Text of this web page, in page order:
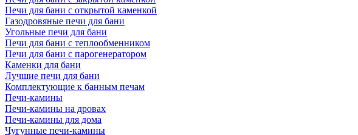
Печи для бани с открытой каменкой
Газодровяные печи для бани
Угольные печи для бани
Печи для бани с теплообменником
Печи для бани с парогенератором
Каменки для бани
Лучшие печи для бани
Комплектующие к банным печам
Печи-камины
Печи-камины на дровах
Печи-камины для дома
Чугунные печи-камины